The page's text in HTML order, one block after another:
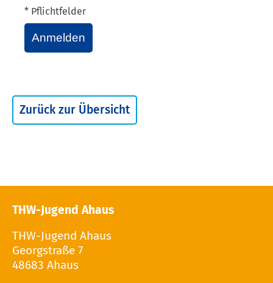
* Pflichtfelder
Anmelden
Zurück zur Übersicht
THW-Jugend Ahaus
THW-Jugend Ahaus
Georgstraße 7
48683 Ahaus